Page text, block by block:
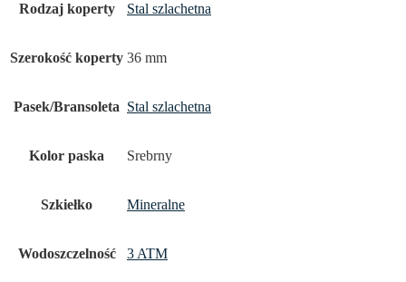
Rodzaj koperty Stal szlachetna
Szerokość koperty 36 mm
Pasek/Bransoleta Stal szlachetna
Kolor paska Srebrny
Szkiełko Mineralne
Wodoszczelność 3 ATM